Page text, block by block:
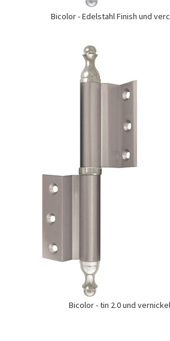
Bicolor - Edelstahl Finish und
Bicolor - tin 2.0 und